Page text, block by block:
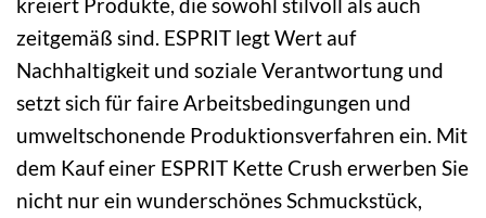
zeitgemäß sind. ESPRIT legt Wert auf
Nachhaltigkeit und soziale Verantwortung und
setzt sich für faire Arbeitsbedingungen und
umweltschonende Produktionsverfahren ein. Mit
dem Kauf einer ESPRIT Kette Crush erwerben Sie
nicht nur ein wunderschönes Schmuckstück,